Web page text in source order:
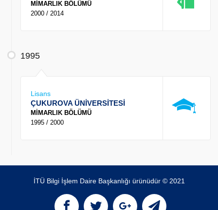
MİMARLIK BÖLÜMÜ
2000 / 2014
1995
Lisans
ÇUKUROVA ÜNİVERSİTESİ
MİMARLIK BÖLÜMÜ
1995 / 2000
İTÜ Bilgi İşlem Daire Başkanlığı ürünüdür © 2021